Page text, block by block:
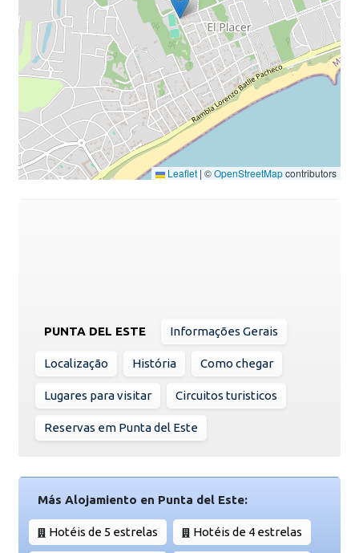
Leaflet | ©OpenStreetMapcontributors
PUNTA DEL ESTE Informações Gerais
Localização História Como chegar
Lugares para visitar Circuitos turisticos
Reservas em Punta del Este
Más Alojamiento en Punta del Este:
Hotéis de 5 estrelas Hotéis de 4 estrelas